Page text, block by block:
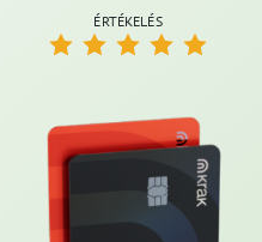
ÉRTÉKELÉS